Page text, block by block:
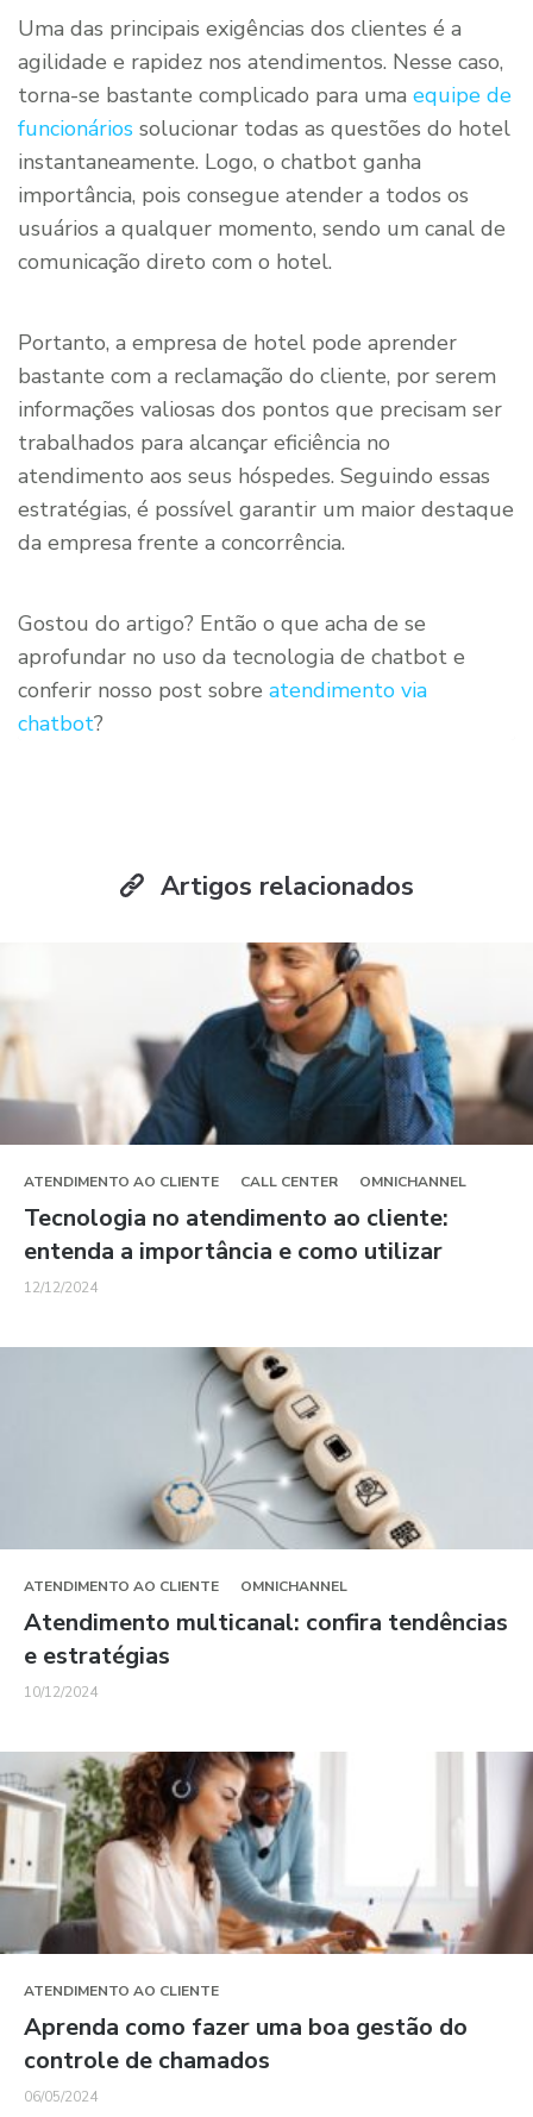
Uma das principais exigências dos clientes é a
agilidade e rapidez nos atendimentos. Nesse caso,
torna-se bastante complicado para uma equipe de
funcionários solucionar todas as questões do hotel
instantaneamente. Logo, o chatbot ganha
importância, pois consegue atender a todos os
usuários a qualquer momento, sendo um canal de
comunicação direto com o hotel.
Portanto, a empresa de hotel pode aprender
bastante com a reclamação do cliente, por serem
informações valiosas dos pontos que precisam ser
trabalhados para alcançar eficiência no
atendimento aos seus hóspedes. Seguindo essas
estratégias, é possível garantir um maior destaque
da empresa frente a concorrência.
Gostou do artigo? Então o que acha de se
aprofundar no uso da tecnologia de chatbot e
conferir nosso post sobre atendimento via
chatbot?
Artigos relacionados
ATENDIMENTO AO CLIENTE CALL CENTER OMNICHANNEL
Tecnologia no atendimento ao cliente:
entenda a importância e como utilizar
12/12/2024
ATENDIMENTO AO CLIENTE OMNICHANNEL
Atendimento multicanal: confira tendências
e estratégias
10/12/2024
ATENDIMENTO AO CLIENTE
Aprenda como fazer uma boa gestão do
controle de chamados
06/05/2024